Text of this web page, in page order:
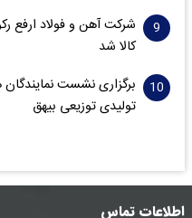
شرکت آهن و فولاد ارفع
کالا شد
برگزاری نشست
تولیدی توزیعی بیهق
اطلاعات تماس